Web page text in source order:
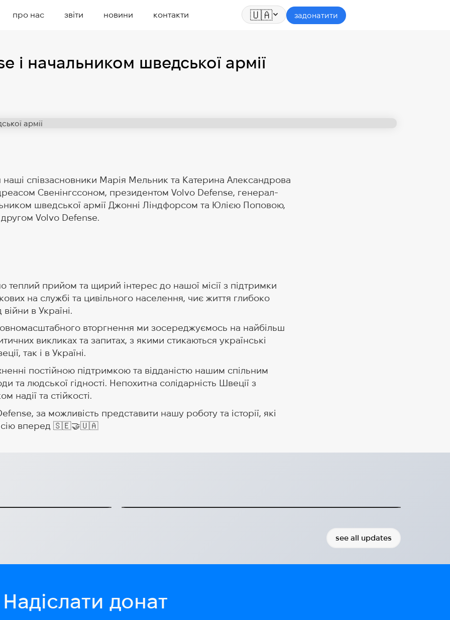
про нас звіти новини контакти 🇺🇦 задонатити
і начальником шведської армії
співзасновники Марія Мельник та Катерина Александрова
Свенінгссоном, президентом Volvo Defense, генерал-
шведської армії Джонні Ліндфорсом та Юлією Поповою,
Volvo Defense.
теплий прийом та щирий інтерес до нашої місії з підтримки
на службі та цивільного населення, чиє життя глибоко
в Україні.
вторгнення ми зосереджуємось на найбільш
викликах та запитах, з якими стикаються українські
так і в Україні.
постійною підтримкою та відданістю нашим спільним
та людської гідності. Непохитна солідарність Швеції з
надії та стійкості.
за можливість представити нашу роботу та історії, які
вперед 🇸🇪🤝🇺🇦
українців
see all updates
Надіслати донат